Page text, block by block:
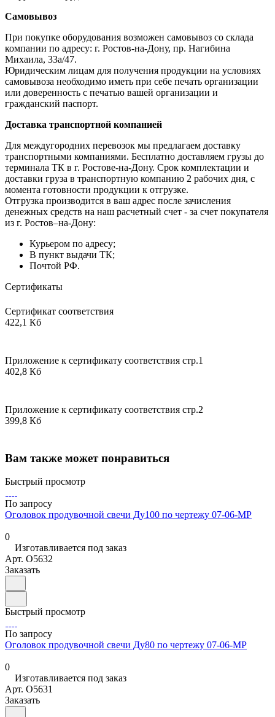
Самовывоз
При покупке оборудования возможен самовывоз со склада
компании по адресу: г. Ростов-на-Дону, пр. Нагибина
Михаила, 33а/47.
Юридическим лицам для получения продукции на условиях
самовывоза необходимо иметь при себе печать организации
или доверенность с печатью вашей организации и
гражданский паспорт.
Доставка транспортной компанией
Для междугородних перевозок мы предлагаем доставку
транспортными компаниями. Бесплатно доставляем грузы до
терминала ТК в г. Ростове-на-Дону. Срок комплектации и
доставки груза в транспортную компанию 2 рабочих дня, с
момента готовности продукции к отгрузке.
Отгрузка производится в ваш адрес после зачисления
денежных средств на наш расчетный счет - за счет покупателя
из г. Ростов–на-Дону:
Курьером по адресу;
В пункт выдачи ТК;
Почтой РФ.
Сертификаты
Сертификат соответствия
422,1 Кб
Приложение к сертификату соответствия стр.1
402,8 Кб
Приложение к сертификату соответствия стр.2
399,8 Кб
Вам также может понравиться
Быстрый просмотр
По запросу
Оголовок продувочной свечи Ду100 по чертежу 07-06-МР
0
Изготавливается под заказ
Арт. O5632
Заказать
Быстрый просмотр
По запросу
Оголовок продувочной свечи Ду80 по чертежу 07-06-МР
0
Изготавливается под заказ
Арт. O5631
Заказать